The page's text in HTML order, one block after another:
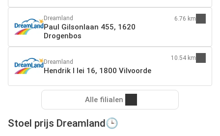
Dreamland
Paul Gilsonlaan 455, 1620
Drogenbos
6.76 km
Dreamland
Hendrik I lei 16, 1800 Vilvoorde
10.54 km
Alle filialen
Stoel prijs Dreamland🕒